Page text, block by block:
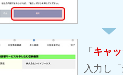
「 キャ
入力し